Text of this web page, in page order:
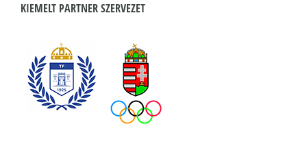
KIEMELT PARTNER SZERVEZET